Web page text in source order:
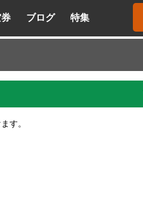
ブログ 特集
す。